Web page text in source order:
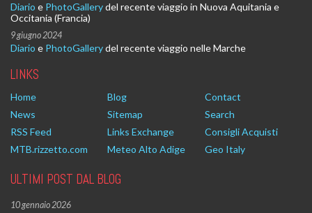
Diario e PhotoGallerydel recente viaggio in Nuova Aquitania e
Occitania (Francia)
9 giugno 2024
Diario e PhotoGallerydel recente viaggio nelle Marche
LINKS
Home Blog
Contact
News
Sitemap
Search
RSS Feed
Links Exchange
Consigli Acquisti
MTB.rizzetto.com
Meteo Alto Adige Geo Italy
ULTIMI POST DAL BLOG
10 gennaio 2026